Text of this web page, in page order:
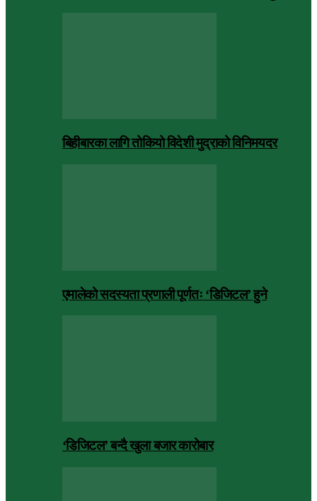
बिहीबारका लागि तोकियो विदेशी मुद्राको विनिमयदर
एमालेको सदस्यता प्रणाली पूर्णतः ‘डिजिटल’ हुने
‘डिजिटल’ बन्दै खुला बजार कारोबार